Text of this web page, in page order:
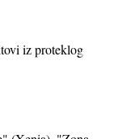
iz proteklog